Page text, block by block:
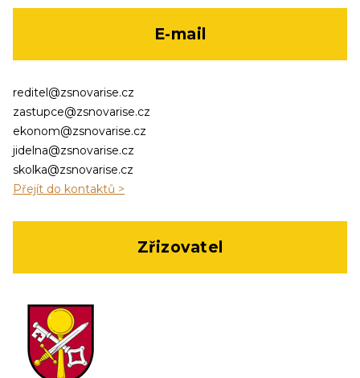
E-mail
reditel@zsnovarise.cz
zastupce@zsnovarise.cz
ekonom@zsnovarise.cz
jidelna@zsnovarise.cz
skolka@zsnovarise.cz
Přejít do kontaktů >
Zřizovatel